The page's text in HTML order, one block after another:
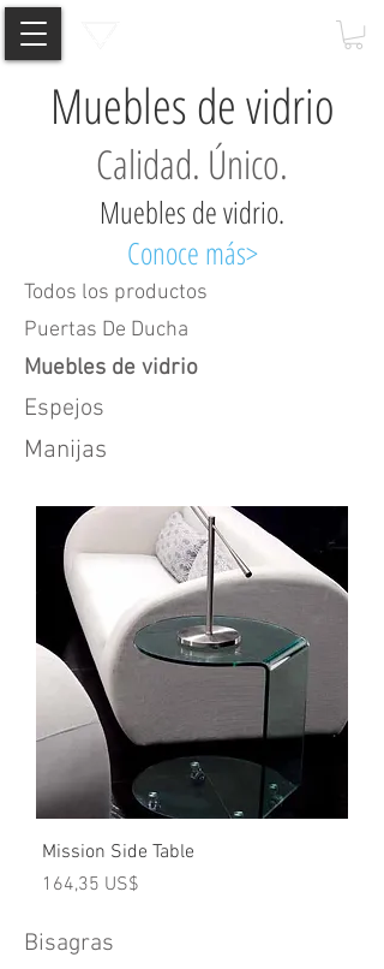
Muebles de vidrio
Calidad. Único.
Muebles de vidrio.
Conoce más>
Todos los productos
Puertas De Ducha
Muebles de vidrio
Espejos
Manijas
Mission Side Table
Precio
164,35 US$
Bisagras